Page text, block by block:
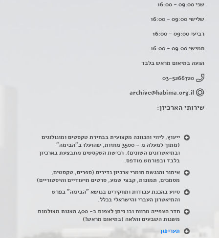
שני 09:00 - 16:00
שלישי 09:00 - 16:00
רביעי 09:00 - 16:00
חמישי 09:00 - 16:00
הגעה בתיאום מראש בלבד
03-5266720
archive@habima.org.il
שירותי הארכיון:
ייעוץ, ליווי והכוונה מקצועית בבחירת טקסטים ומונולוגים
(מתוך למעלה מ – 3500 מחזות, שהועלו ב"הבימה"
ובתיאטרונים השונים). רכישת הטקסטים מתבצעת בארכיון
בלבד ובפורמט מודפס.
איתור והנגשת חומרי ארכיון נדירים (ספרים, טקסטים,
מסמכים, תמונות, קבצי שמע, סרטים תיעודיים והיסטוריים)
סיוע בהכנת עבודות ותחקירים בנושא "הבימה" בפרט
והתיאטרון העברי והישראלי בכלל.
חדר הצפייה מרווח ובו ניתן לצפות ב- 400 הצגות מצולמות
משנות השבעים והלאה (בתיאום מראש!)
תעריפון